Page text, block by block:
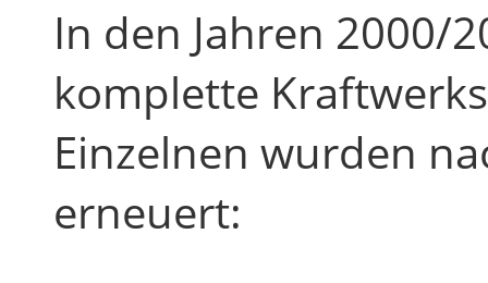
In den Jahren 2000/
komplette
Einzelnen wurden
erneuert: